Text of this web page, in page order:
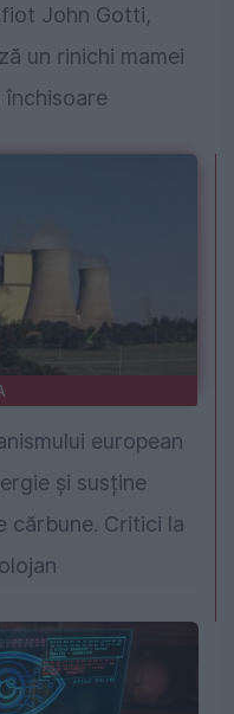
John Gotti,
un rinichi mamei
închisoare
european
și susține
cărbune. Critici la